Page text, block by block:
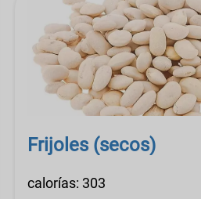
Frijoles (secos)
calorías: 303